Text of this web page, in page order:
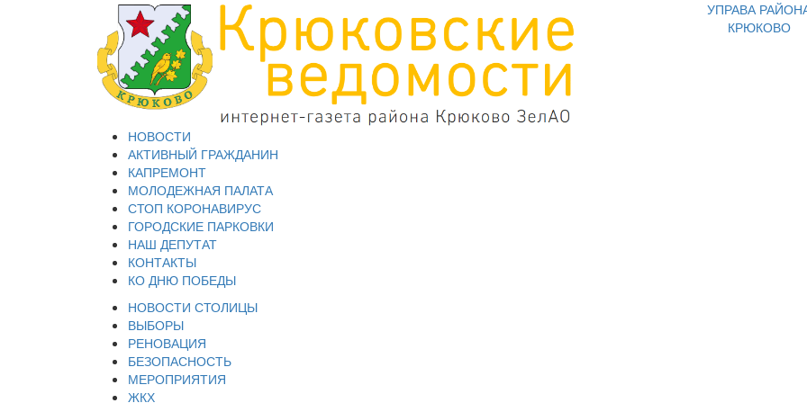
УПРАВА
КРЮКОВО
НОВОСТИ
АКТИВНЫЙ ГРАЖДАНИН
КАПРЕМОНТ
МОЛОДЕЖНАЯ ПАЛАТА
СТОП КОРОНАВИРУС
ГОРОДСКИЕ ПАРКОВКИ
НАШ ДЕПУТАТ
КОНТАКТЫ
КО ДНЮ ПОБЕДЫ
НОВОСТИ СТОЛИЦЫ
ВЫБОРЫ
РЕНОВАЦИЯ
БЕЗОПАСНОСТЬ
МЕРОПРИЯТИЯ
ЖКХ